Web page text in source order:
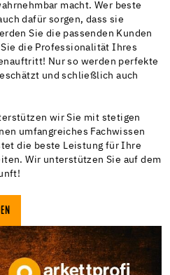
macht. Wer beste
dafür sorgen, dass sie
Sie die passenden Kunden
die Professionalität Ihres
Nur so werden perfekte
und schließlich auch
wir Sie mit stetigen
umfangreiches Fachwissen
die beste Leistung für Ihre
Wir unterstützen Sie auf dem